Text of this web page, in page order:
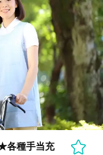
各種手当充